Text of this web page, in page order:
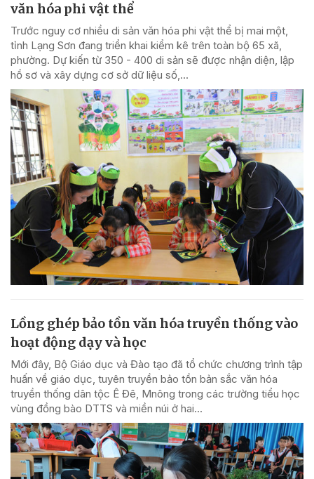
văn hóa phi vật thể
Trước nguy cơ nhiều di sản văn hóa phi vật thể bị mai một,
tỉnh Lạng Sơn đang triển khai kiểm kê trên toàn bộ 65 xã,
phường. Dự kiến từ 350 - 400 di sản sẽ được nhận diện, lập
hồ sơ và xây dựng cơ sở dữ liệu số,...
Lồng ghép bảo tồn văn hóa truyền thống vào
hoạt động dạy và học
Mới đây, Bộ Giáo dục và Đào tạo đã tổ chức chương trình tập
huấn về giáo dục, tuyên truyền bảo tồn bản sắc văn hóa
truyền thống dân tộc Ê Đê, Mnông trong các trường tiểu học
vùng đồng bào DTTS và miền núi ở hai...